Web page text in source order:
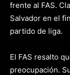
frente al FAS.
Salvador en el
partido de liga.
El FAS resalto
preocupación.